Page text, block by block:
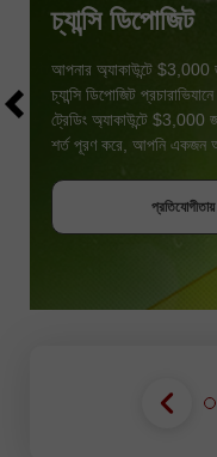
চ্যান্সি ডিপোজিট
আপনার অ্যাকাউন্টে $3,000
চ্যান্সি ডিপোজিট
ট্রেডিং অ্যাকাউন্টে
শর্ত পূরণ করে, আপনি একজন